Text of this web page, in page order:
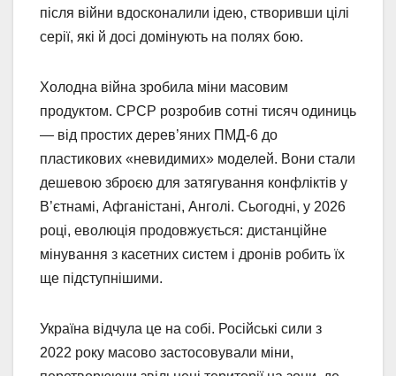
після війни вдосконалили ідею, створивши цілі
серії, які й досі домінують на полях бою.
Холодна війна зробила міни масовим
продуктом. СРСР розробив сотні тисяч одиниць
— від простих дерев’яних ПМД-6 до
пластикових «невидимих» моделей. Вони стали
дешевою зброєю для затягування конфліктів у
В’єтнамі, Афганістані, Анголі. Сьогодні, у 2026
році, еволюція продовжується: дистанційне
мінування з касетних систем і дронів робить їх
ще підступнішими.
Україна відчула це на собі. Російські сили з
2022 року масово застосовували міни,